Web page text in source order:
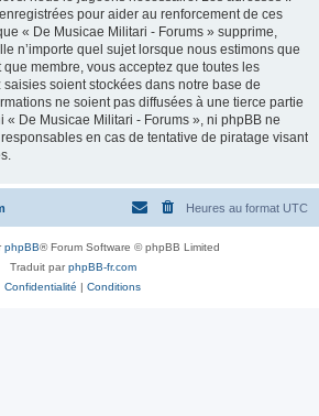
pour aider au renforcement de ces
« De Musicae Militari - Forums » supprime,
n’importe quel sujet lorsque nous estimons que
membre, vous acceptez que toutes les
soient stockées dans notre base de
ne soient pas diffusées à une tierce partie
« De Musicae Militari - Forums », ni phpBB ne
en cas de tentative de piratage visant
Heures au format UTC
phpBB® Forum Software © phpBB Limited
Traduit parphpBB-fr.com
Confidentialité | Conditions